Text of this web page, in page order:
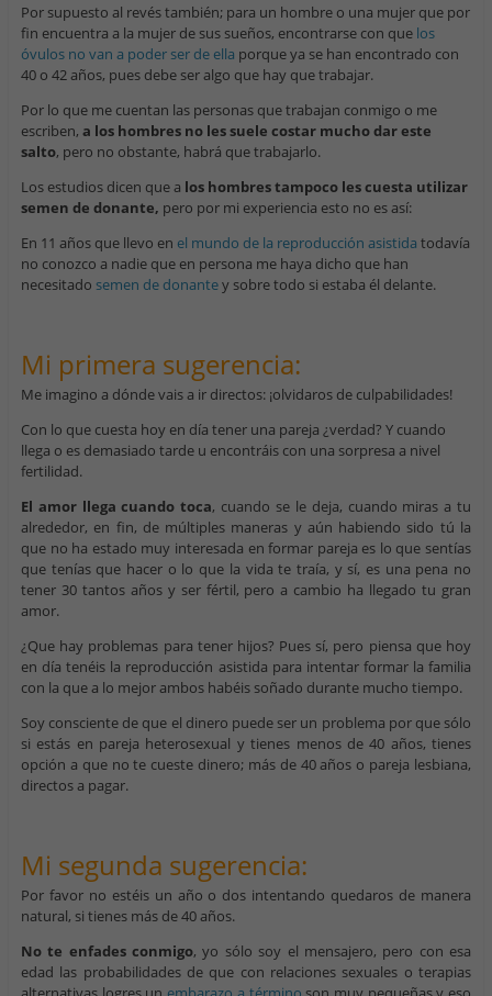
Por supuesto al revés también; para un hombre o una mujer que por
fin encuentra a la mujer de sus sueños, encontrarse con que los
óvulos no van a poder ser de ella porque ya se han encontrado con
40 o 42 años, pues debe ser algo que hay que trabajar.
Por lo que me cuentan las personas que trabajan conmigo o me
escriben, a los hombres no les suele costar mucho dar este
salto, pero no obstante, habrá que trabajarlo.
Los estudios dicen que a los hombres tampoco les cuesta utilizar
semen de donante, pero por mi experiencia esto no es así:
En 11 años que llevo en el mundo de la reproducción asistida todavía
no conozco a nadie que en persona me haya dicho que han
necesitado semen de donantey sobre todo si estaba él delante.
Mi primera sugerencia:
Me imagino a dónde vais a ir directos: ¡olvidaros de culpabilidades!
Con lo que cuesta hoy en día tener una pareja ¿verdad? Y cuando
llega o es demasiado tarde u encontráis con una sorpresa a nivel
fertilidad.
El amor llega cuando toca, cuando se le deja, cuando miras a tu
alrededor, en fin, de múltiples maneras y aún habiendo sido tú la
que no ha estado muy interesada en formar pareja es lo que sentías
que tenías que hacer o lo que la vida te traía, y sí, es una pena no
tener 30 tantos años y ser fértil, pero a cambio ha llegado tu gran
amor.
¿Que hay problemas para tener hijos? Pues sí, pero piensa que hoy
en día tenéis la reproducción asistida para intentar formar la familia
con la que a lo mejor ambos habéis soñado durante mucho tiempo.
Soy consciente de que el dinero puede ser un problema por que sólo
si estás en pareja heterosexual y tienes menos de 40 años, tienes
opción a que no te cueste dinero; más de 40 años o pareja lesbiana,
directos a pagar.
Mi segunda sugerencia:
Por favor no estéis un año o dos intentando quedaros de manera
natural, si tienes más de 40 años.
No te enfades conmigo, yo sólo soy el mensajero, pero con esa
edad las probabilidades de que con relaciones sexuales o terapias